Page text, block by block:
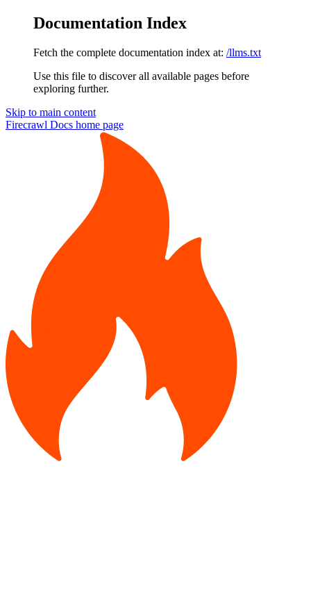
Documentation Index
Fetch the complete documentation index at: /llms.txt
Use this file to discover all available pages before
exploring further.
Skip to main content
Firecrawl Docs home page